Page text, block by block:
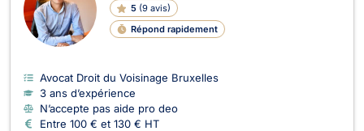
5 (9 avis)
Répond rapidement
E
Avocat Droit du Voisinage Bruxelles
3 ans d’expérience
N’accepte pas aide pro deo
Entre 100 € et 130 € HT